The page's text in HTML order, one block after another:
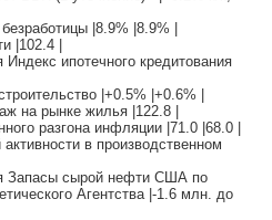
|8.9% |8.9% |
|102.4 |
ипотечного кредитования
|+0.5% |+0.6% |
на рынке жилья |122.8 |
разгона инфляции |71.0 |68.0 |
в производственном
Запасы сырой нефти США по
Агентства |-1.6 млн. до